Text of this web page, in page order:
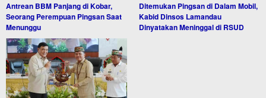
Antrean BBM Panjang di Kobar,
Seorang Perempuan Pingsan Saat
Menunggu
Ditemukan Pingsan di Dalam Mobil,
Kabid Dinsos Lamandau
Dinyatakan Meninggal di RSUD